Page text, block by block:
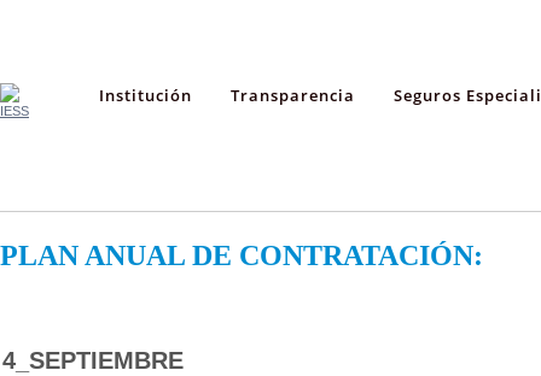
Institución Transparencia Seguros
PLAN ANUAL DE CONTRATACIÓN:
4_SEPTIEMBRE